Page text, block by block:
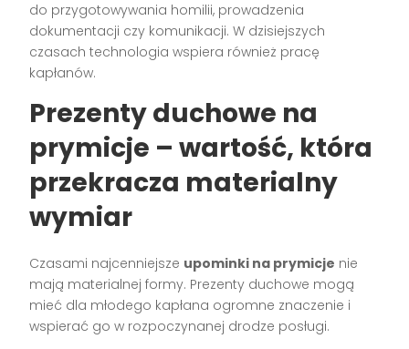
do przygotowywania homilii, prowadzenia
dokumentacji czy komunikacji. W dzisiejszych
czasach technologia wspiera również pracę
kapłanów.
Prezenty duchowe na
prymicje – wartość, która
przekracza materialny
wymiar
Czasami najcenniejsze upominki na prymicje nie
mają materialnej formy. Prezenty duchowe mogą
mieć dla młodego kapłana ogromne znaczenie i
wspierać go w rozpoczynanej drodze posługi.